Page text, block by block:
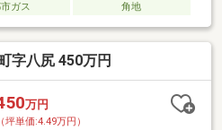
ガス 角地
字八尻 450万円
万円
（坪単価:4.49万円）